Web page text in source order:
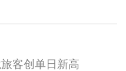
客创单日新高